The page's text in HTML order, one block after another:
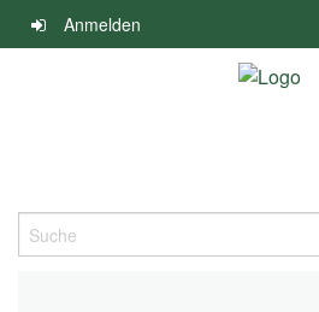
Navigation
überspringen
Anmelden
Suche